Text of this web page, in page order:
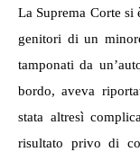
La Suprema Corte si
genitori di un
tamponati da
bordo, aveva
stata altresì
risultato privo di